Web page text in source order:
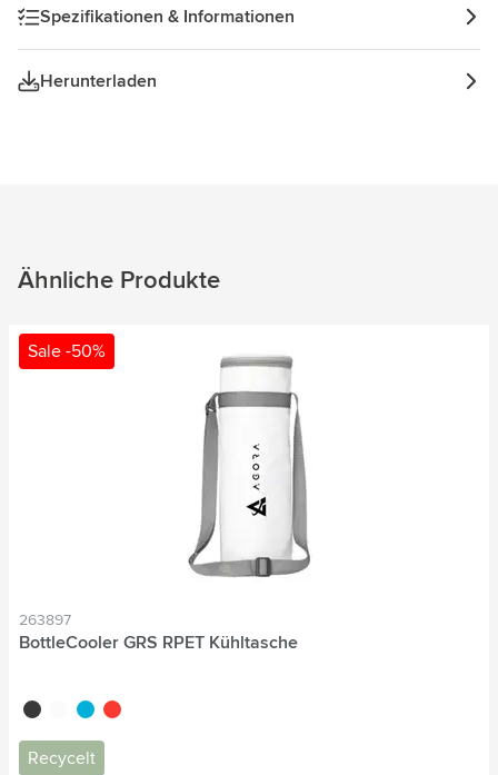
Spezifikationen & Informationen
Herunterladen
Ähnliche Produkte
Sale -50%
263897
BottleCooler GRS RPET Kühltasche
noir blancbleu rouge
Recycelt